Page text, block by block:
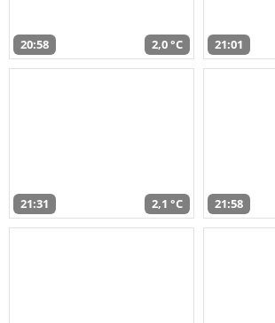
20:58 2,0 °C 21:01
21:31 2,1 °C 21:58